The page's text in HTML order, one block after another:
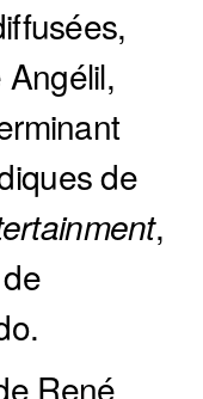
de
,
René